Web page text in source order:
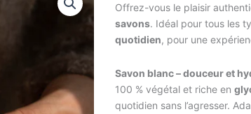
Offrez-vous le plaisir
savons. Idéal pour tous les
quotidien, pour une
Savon blanc – douceur et
100 % végétal et riche en
quotidien sans l’agresser.